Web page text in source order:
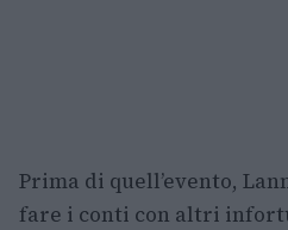
Prima di quell’evento,
fare i conti con altri